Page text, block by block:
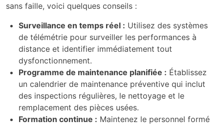
sans faille, voici quelques conseils :
Surveillance en temps réel : Utilisez des systèmes
de télémétrie pour surveiller les performances à
distance et identifier immédiatement tout
dysfonctionnement.
Programme de maintenance planifiée : Établissez
un calendrier de maintenance préventive qui inclut
des inspections régulières, le nettoyage et le
remplacement des pièces usées.
Formation continue : Maintenez le personnel formé